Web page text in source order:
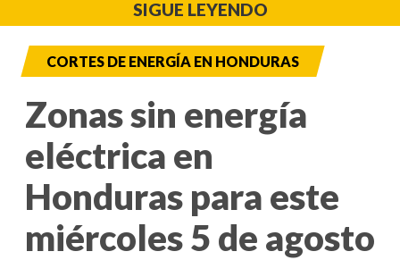
SIGUE LEYENDO
CORTES DE ENERGÍA EN HONDURAS
Zonas sin energía
eléctrica en
Honduras para este
miércoles 5 de agosto